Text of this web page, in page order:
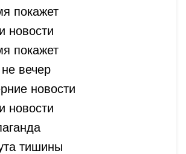
покажет
новости
покажет
вечер
новости
новости
тишины